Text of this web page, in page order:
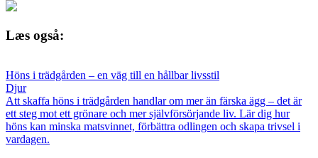
Læs også:
Höns i trädgården – en väg till en hållbar livsstil
Djur
Att skaffa höns i trädgården handlar om mer än färska ägg – det är
ett steg mot ett grönare och mer självförsörjande liv. Lär dig hur
höns kan minska matsvinnet, förbättra odlingen och skapa trivsel i
vardagen.